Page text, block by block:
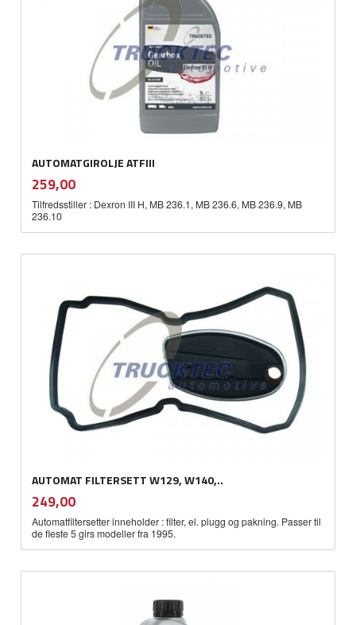
AUTOMATGIROLJE ATFIII
Pris
259,00mva.
Tilfredsstiller : Dexron III H, MB 236.1, MB 236.6, MB 236.9, MB
236.10
AUTOMAT FILTERSETT W129, W140,..
Pris
249,00mva.
Automatfiltersetter inneholder : filter, el. plugg og pakning. Passer til
de fleste 5 girs modeller fra 1995.